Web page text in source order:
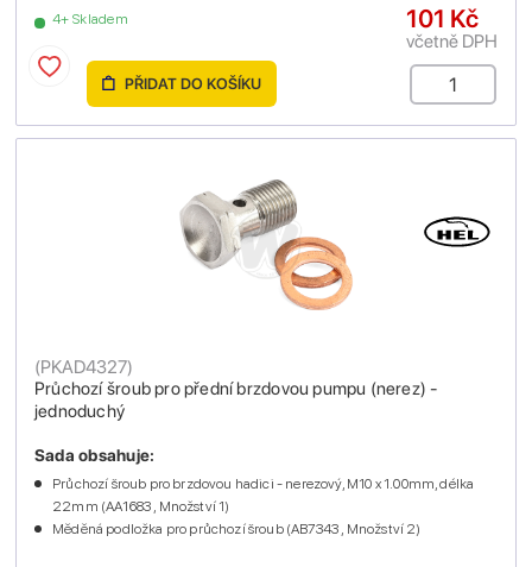
4+ Skladem 101 Kč
včetně DPH
PŘIDAT DO KOŠÍKU
Průchozí šroub pro přední brzdovou pumpu (nerez) -
jednoduchý
(PKAD4327)
Sada obsahuje:
Průchozí šroub pro brzdovou hadici - nerezový, M10 x 1.00mm, délka
22mm (AA1683 , Množství 1)
Měděná podložka pro průchozí šroub (AB7343 , Množství 2)